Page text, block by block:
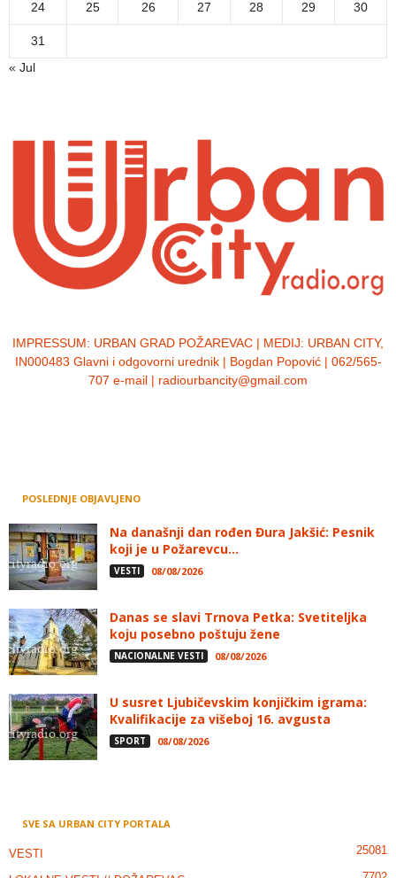
24 25 26 27 28 29 30
31
« Jul
IMPRESSUM: URBAN GRAD POŽAREVAC | MEDIJ: URBAN CITY,
IN000483 Glavni i odgovorni urednik | Bogdan Popović | 062/565-
707 e-mail | radiourbancity@gmail.com
POSLEDNJE OBJAVLJENO
Na današnji dan rođen Đura Jakšić: Pesnik
koji je u Požarevcu...
VESTI 08/08/2026
Danas se slavi Trnova Petka: Svetiteljka
koju posebno poštuju žene
NACIONALNE VESTI 08/08/2026
U susret Ljubičevskim konjičkim igrama:
Kvalifikacije za višeboj 16. avgusta
SPORT 08/08/2026
SVE SA URBAN CITY PORTALA
VESTI 25081